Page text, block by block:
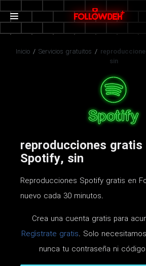
Inicio / Servicios gratuitos /
sin
reproducciones gratis
Spotify, sin
Reproducciones Spotify gratis en
nuevo cada 30 minutos.
Crea una cuenta gratis para
Regístrate gratis. Solo
nunca tu contraseña ni